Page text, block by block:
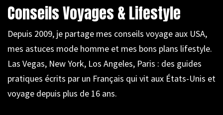
Conseils Voyages & Lifestyle
Depuis 2009, je partage mes conseils voyage aux USA,
mes astuces mode homme et mes bons plans lifestyle.
Las Vegas, New York, Los Angeles, Paris : des guides
pratiques écrits par un Français qui vit aux États-Unis et
voyage depuis plus de 16 ans.